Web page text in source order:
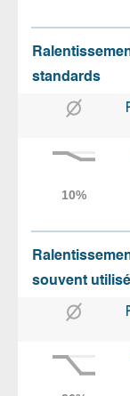
standards
souvent